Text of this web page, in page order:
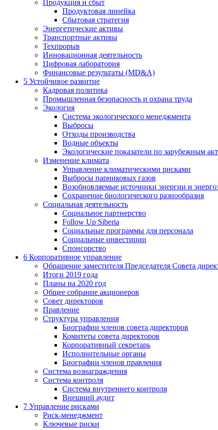
Продукция и сбыт
Продуктовая линейка
Сбытовая стратегия
Энергетические активы
Транспортные активы
Техпрорыв
Инновационная деятельность
Цифровая лаборатория
Финансовые результаты (MD&A)
5 Устойчивое развитие
Кадровая политика
Промышленная безопасность и охрана труда
Экология
Система экологического менеджмента
Выбросы
Отходы производства
Водные объекты
Экологические показатели по зарубежным
Изменение климата
Управление климатическими рисками
Выбросы парниковых газов
Возобновляемые источники энергии и
Сохранение биологического разнообразия
Социальная деятельность
Социальное партнерство
Follow Up Siberia
Социальные программы для персонала
Социальные инвестиции
Спонсорство
6 Корпоративное управление
Обращение заместителя Председателя Совета
Итоги 2019 года
Планы на 2020 год
Общее собрание акционеров
Совет директоров
Правление
Структура управления
Биографии членов совета директоров
Комитеты совета директоров
Корпоративный секретарь
Исполнительные органы
Биографии членов правления
Система вознаграждения
Система контроля
Система внутреннего контроля
Внешний аудит
7 Управление рисками
Риск-менеджмент
Ключевые риски